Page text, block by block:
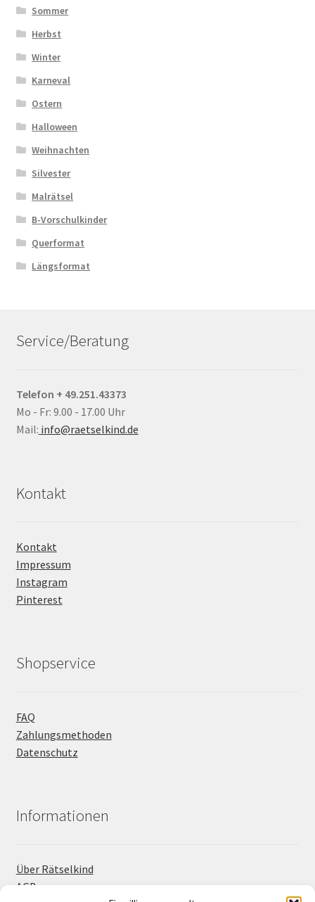
Sommer
Herbst
Winter
Karneval
Ostern
Halloween
Weihnachten
Silvester
Malrätsel
B-Vorschulkinder
Querformat
Längsformat
Service/Beratung
Telefon + 49.251.43373
Mo - Fr: 9.00 - 17.00 Uhr
Mail: info@raetselkind.de
Kontakt
Kontakt
Impressum
Instagram
Pinterest
Shopservice
FAQ
Zahlungsmethoden
Datenschutz
Informationen
Über Rätselkind
AGB